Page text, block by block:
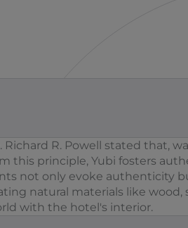
R. Powell stated that,
this principle, Yubi fosters
not only evoke authenticity
natural materials like wood,
with the hotel's interior.